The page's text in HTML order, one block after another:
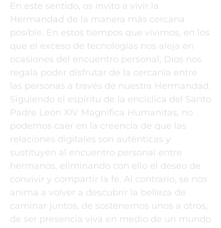
En este sentido, os invito a vivir la
Hermandad de la manera más cercana
posible. En estos tiempos que vivimos, en los
que el exceso de tecnologías nos aleja en
ocasiones del encuentro personal, Dios nos
regala poder disfrutar de la cercanía entre
las personas a través de nuestra Hermandad.
Siguiendo el espíritu de la encíclica del Santo
Padre León XIV Magnifica Humanitas, no
podemos caer en la creencia de que las
relaciones digitales son auténticas y
sustituyen al encuentro personal entre
hermanos, eliminando con ello el deseo de
convivir y compartir la fe. Al contrario, se nos
anima a volver a descubrir la belleza de
caminar juntos, de sostenernos unos a otros,
de ser presencia viva en medio de un mundo